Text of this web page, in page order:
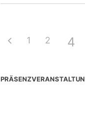
1 2 34